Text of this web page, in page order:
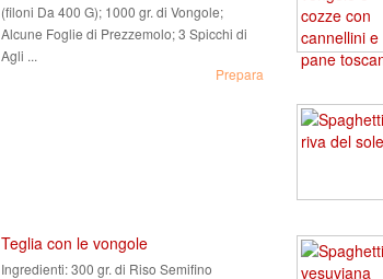
(filoni Da 400 G); 1000 gr. di Vongole;
Alcune Foglie di Prezzemolo; 3 Spicchi di
Agli ...
Prepara
Teglia con le vongole
Ingredienti:300 gr. di Riso Semifino